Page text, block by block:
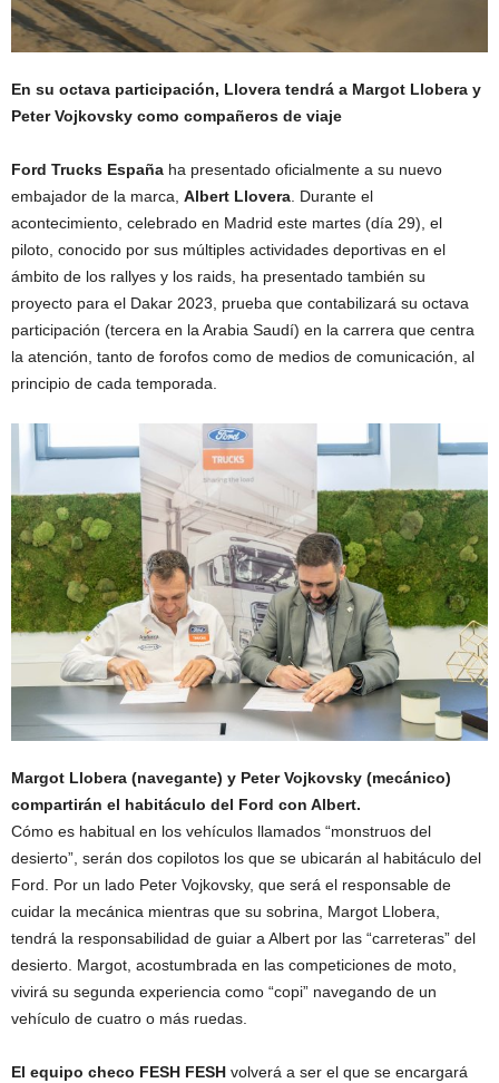
En su octava participación, Llovera tendrá a Margot Llobera y
Peter Vojkovsky como compañeros de viaje
Ford Trucks España ha presentado oficialmente a su nuevo
embajador de la marca, Albert Llovera . Durante el
acontecimiento, celebrado en Madrid este martes (día 29), el
piloto, conocido por sus múltiples actividades deportivas en el
ámbito de los rallyes y los raids, ha presentado también su
proyecto para el Dakar 2023, prueba que contabilizará su octava
participación (tercera en la Arabia Saudí) en la carrera que centra
la atención, tanto de forofos como de medios de comunicación, al
principio de cada temporada.
Margot Llobera (navegante) y Peter Vojkovsky (mecánico)
compartirán el habitáculo del Ford con Albert.
Cómo es habitual en los vehículos llamados “monstruos del
desierto”, serán dos copilotos los que se ubicarán al habitáculo del
Ford. Por un lado Peter Vojkovsky, que será el responsable de
cuidar la mecánica mientras que su sobrina, Margot Llobera,
tendrá la responsabilidad de guiar a Albert por las “carreteras” del
desierto. Margot, acostumbrada en las competiciones de moto,
vivirá su segunda experiencia como “copi” navegando de un
vehículo de cuatro o más ruedas.
El equipo checo FESH FESH volverá a ser el que se encargará